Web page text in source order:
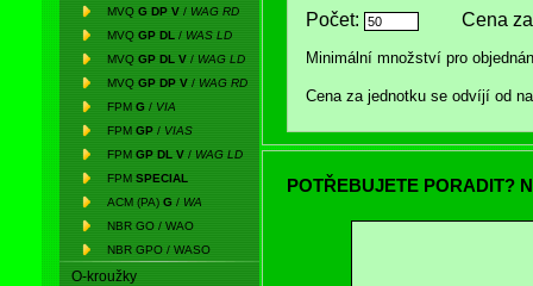
MVQ G DP V / WAG RD
MVQ GP DL / WAS LD
MVQ GP DL V / WAG LD
MVQ GP DP V / WAG RD
FPM G / VIA
FPM GP / VIAS
FPM GP DL V / WAG LD
FPM SPECIAL
ACM (PA) G / WA
NBR GO / WAO
NBR GPO / WASO
O-kroužky
Počet: Cena za
Minimální množství pro
Cena za jednotku se odvíjí od
POTŘEBUJETE PORADIT?